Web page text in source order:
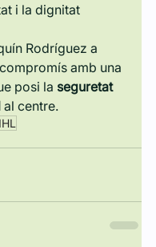
i la dignitat
Rodríguez a
amb una
posi la seguretat
al centre.
IHL